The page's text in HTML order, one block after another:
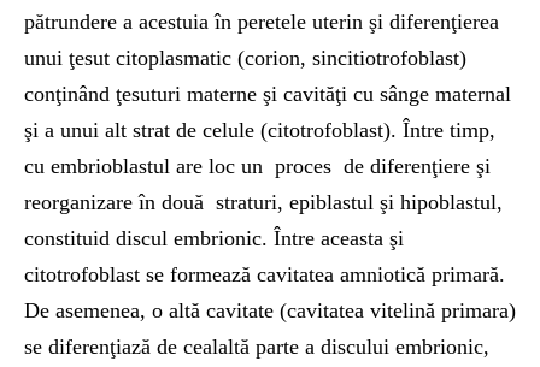
pătrundere a acestuia în peretele uterin şi diferenţierea
unui ţesut citoplasmatic (corion, sincitiotrofoblast)
conţinând ţesuturi materne şi cavităţi cu sânge maternal
şi a unui alt strat de celule (citotrofoblast). Între timp,
cu embrioblastul are loc un proces de diferenţiere şi
reorganizare în două straturi, epiblastul şi hipoblastul,
constituid discul embrionic. Între aceasta şi
citotrofoblast se formează cavitatea amniotică primară.
De asemenea, o altă cavitate (cavitatea vitelină primara)
se diferenţiază de cealaltă parte a discului embrionic,